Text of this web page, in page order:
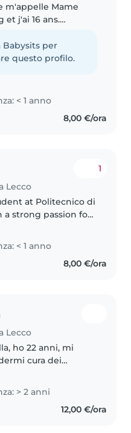
m'appelle Mame
et j'ai 16 ans.
patiente et
une année
Babysits per
questo profilo.
< 1 anno
8,00 €/ora
Lecco
1
at Politecnico di
a strong passion for
time with kids
a safe, caring, and
< 1 anno
8,00 €/ora
Lecco
ho 22 anni, mi
cura dei
già avuto esperienza
del babysitting per
state cercando una..
> 2 anni
12,00 €/ora